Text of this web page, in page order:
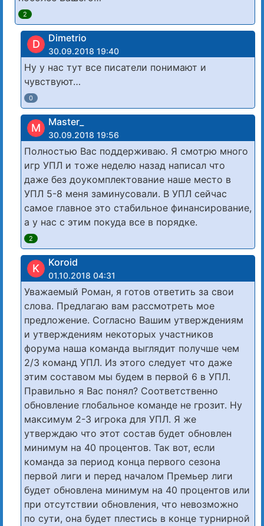
2
D Dimetrio
30.09.2018 19:40
Ну у нас тут все писатели понимают и
чувствуют…
0
M Master_
30.09.2018 19:56
Полностью Вас поддерживаю. Я смотрю много
игр УПЛ и тоже неделю назад написал что
даже без доукомплектование наше место в
УПЛ 5-8 меня заминусовали. В УПЛ сейчас
самое главное это стабильное финансирование,
а у нас c этим покуда все в порядке.
2
K Koroid
01.10.2018 04:31
Уважаемый Роман, я готов ответить за свои
слова. Предлагаю вам рассмотреть мое
предложение. Согласно Вашим утверждениям
и утверждениям некоторых участников
форума наша команда выглядит получше чем
2/3 команд УПЛ. Из этого следует что даже
этим составом мы будем в первой 6 в УПЛ.
Правильно я Вас понял? Соответственно
обновление глобальное команде не грозит. Ну
максимум 2-3 игрока для УПЛ. Я же
утверждаю что этот состав будет обновлен
минимум на 40 процентов. Так вот, если
команда за период конца первого сезона
первой лиги и перед началом Премьер лиги
будет обновлена минимум на 40 процентов или
при отсутствии обновления, что невозможно
по сути, она будет плестись в конце турнирной